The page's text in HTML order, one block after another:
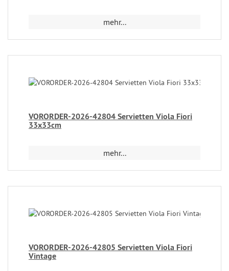
mehr...
VORORDER-2026-42804 Servietten Viola Fiori
33x33cm
mehr...
VORORDER-2026-42805 Servietten Viola Fiori
Vintage